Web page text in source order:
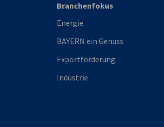
Branchenfokus
Energie
BAYERN ein Genuss
Exportförderung
Industrie